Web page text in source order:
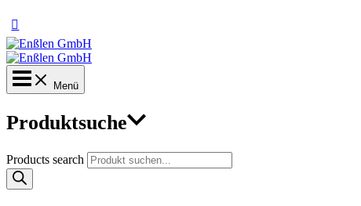
Menü
Produktsuche
Products search